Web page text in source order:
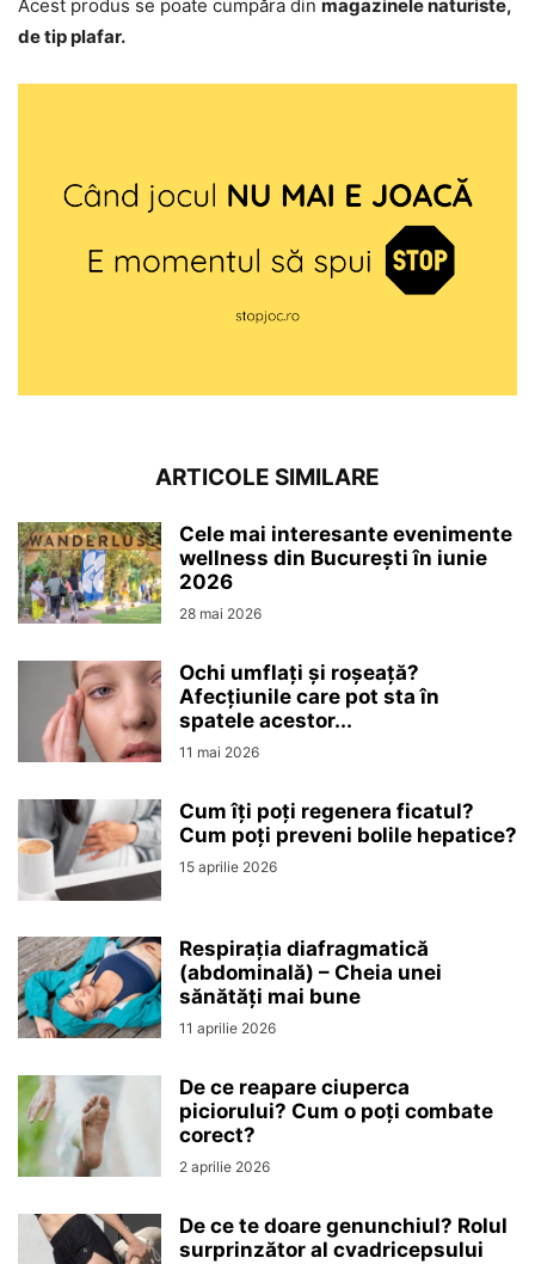
Acest produs se poate cumpăra din magazinele naturiste,
de tip plafar.
ARTICOLE SIMILARE
Cele mai interesante evenimente
wellness din București în iunie
2026
28 mai 2026
Ochi umflați și roșeață?
Afecțiunile care pot sta în
spatele acestor...
11 mai 2026
Cum îți poți regenera ficatul?
Cum poți preveni bolile hepatice?
15 aprilie 2026
Respirația diafragmatică
(abdominală) – Cheia unei
sănătăți mai bune
11 aprilie 2026
De ce reapare ciuperca
piciorului? Cum o poți combate
corect?
2 aprilie 2026
De ce te doare genunchiul? Rolul
surprinzător al cvadricepsului